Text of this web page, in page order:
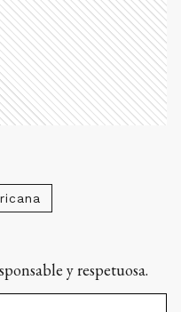
y respetuosa.